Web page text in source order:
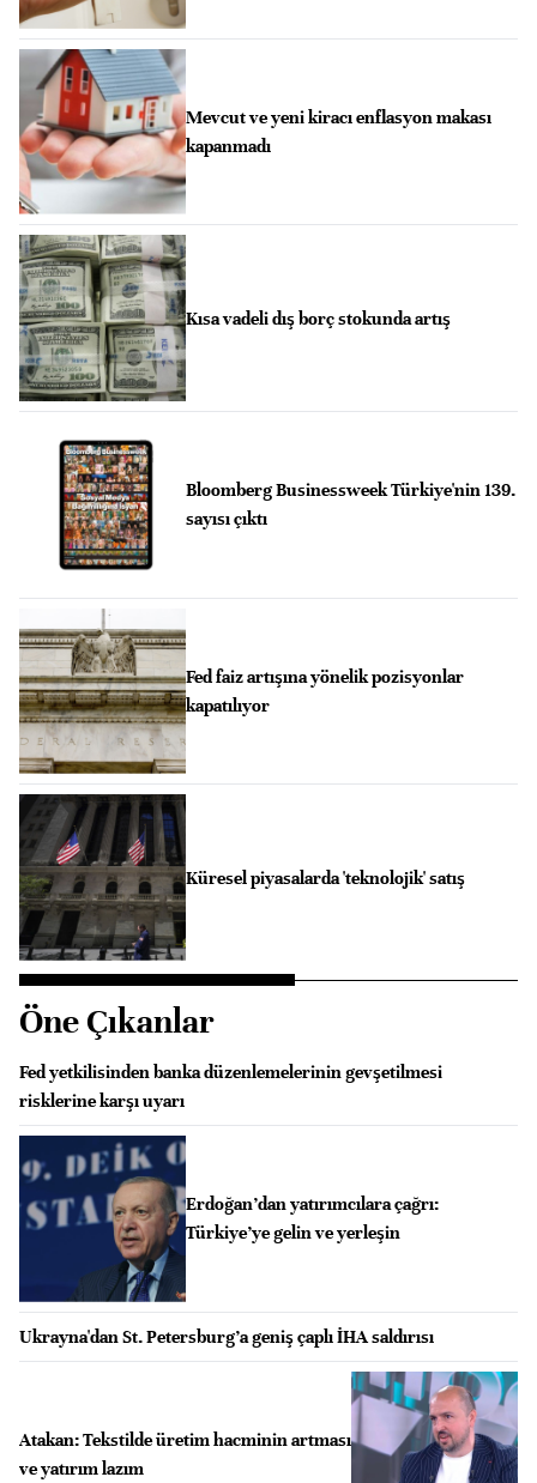
Mevcut ve yeni kiracı enflasyon makası
kapanmadı
Kısa vadeli dış borç stokunda artış
Bloomberg Businessweek Türkiye'nin 139.
sayısı çıktı
Fed faiz artışına yönelik pozisyonlar
kapatılıyor
Küresel piyasalarda 'teknolojik' satış
Öne Çıkanlar
Fed yetkilisinden banka düzenlemelerinin gevşetilmesi
risklerine karşı uyarı
Erdoğan’dan yatırımcılara çağrı:
Türkiye’ye gelin ve yerleşin
Ukrayna'dan St. Petersburg’a geniş çaplı İHA saldırısı
Atakan: ⁠Tekstilde üretim hacminin artması
ve yatırım lazım